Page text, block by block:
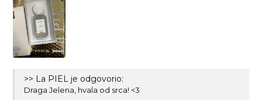
>> La PIEL je odgovorio:
Draga Jelena, hvala od srca! <3